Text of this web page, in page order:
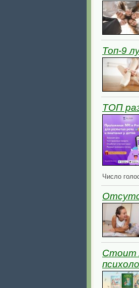
Топ-9
ТОП
Число
Стоит